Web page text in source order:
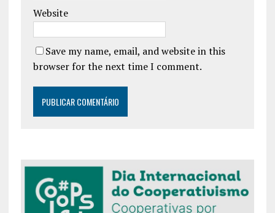
Website
Save my name, email, and website in this
browser for the next time I comment.